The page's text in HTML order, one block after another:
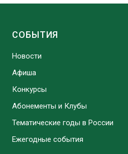
СОБЫТИЯ
Новости
Афиша
Конкурсы
Абонементы и Клубы
Тематические годы в России
Ежегодные события